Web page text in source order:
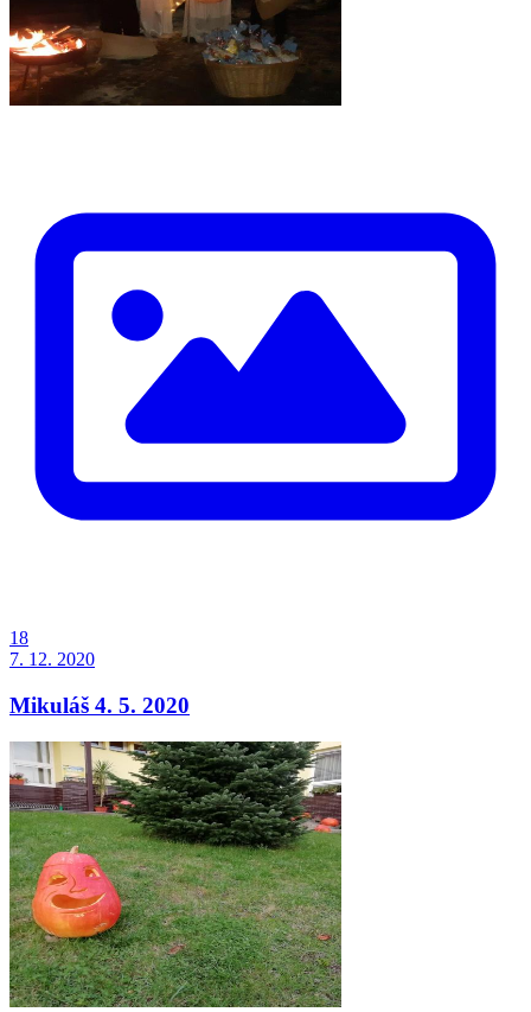
18
7. 12. 2020
Mikuláš 4. 5. 2020